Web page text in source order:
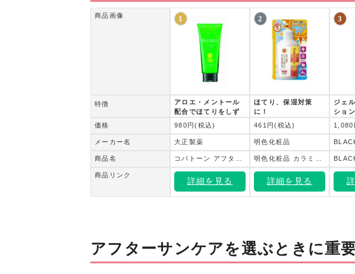
商品画像
特徴
価格
メーカー名
商品名
商品リンク
1
アロエ・メントール
配合でほてりをしず
め、うるおい補給
980円(税込)
大正製薬
詳細を見る
2
ほてり、保湿対策
に！
461円(税込)
明色化粧品
詳細を見る
3
ジェ
ショ
火照
1,080
アフターサンケアを選ぶときに重